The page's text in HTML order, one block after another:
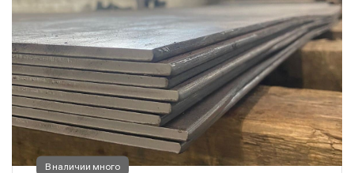
В наличии много